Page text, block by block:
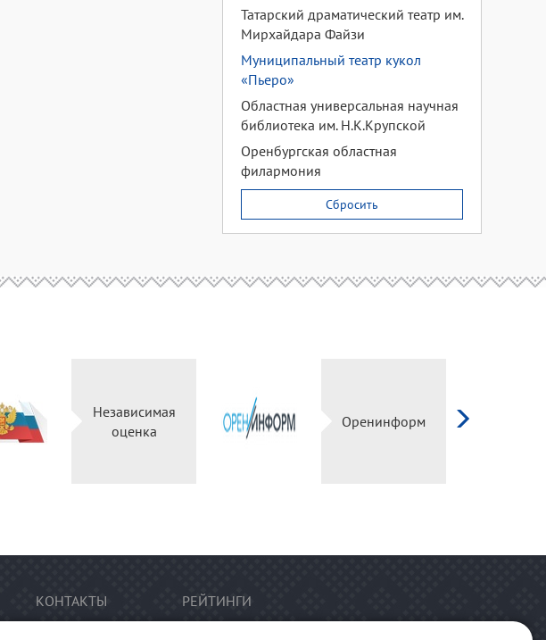
Татарский драматический театр им.
Мирхайдара Файзи
Муниципальный театр кукол
«Пьеро»
Областная универсальная научная
библиотека им. Н.К.Крупской
Оренбургская областная
филармония
Сбросить
Независимая
оценка
Оренинформ
КОНТАКТЫ РЕЙТИНГИ